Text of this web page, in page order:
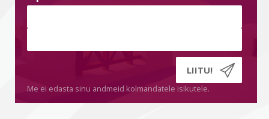
Me ei edasta sinu andmeid kolmandatele isikutele.